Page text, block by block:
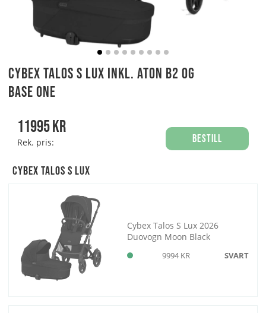
Cybex Talos S Lux Inkl. Aton B2 og
Base One
11995kr
Rek. pris: Bestill
Cybex Talos S Lux
Cybex Talos S Lux 2026
Duovogn Moon Black
9994 KR SVART